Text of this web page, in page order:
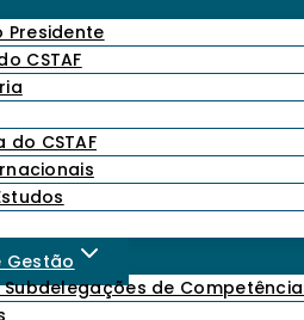
Presidente
CSTAF
CSTAF
Gestão
de